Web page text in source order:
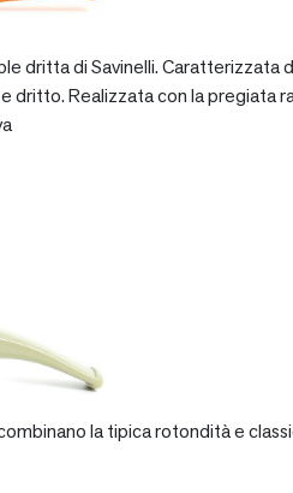
dritta di Savinelli.
Realizzata con la pregiata
la tipica rotondità e